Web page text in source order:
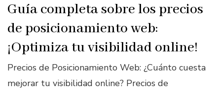
Guía completa sobre los precios
de posicionamiento web:
¡Optimiza tu visibilidad online!
Precios de Posicionamiento Web: ¿Cuánto cuesta
mejorar tu visibilidad online? Precios de